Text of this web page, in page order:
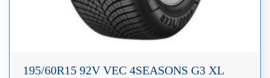
195/60R15 92V VEC 4SEASONS G3 XL